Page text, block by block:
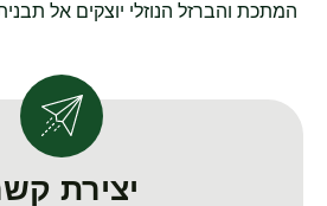
המתכת והברזל הנוזלי יוצקים אל
יצירת